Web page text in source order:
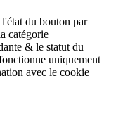
du bouton par
catégorie
& le statut du
uniquement
avec le cookie